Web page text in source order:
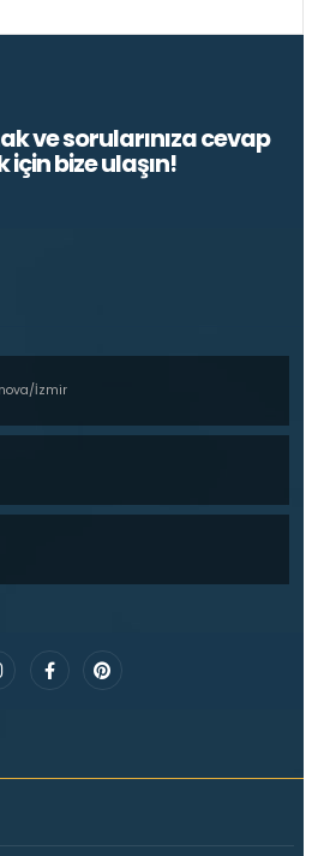
ve sorularınıza cevap
bize ulaşın!
İzmir